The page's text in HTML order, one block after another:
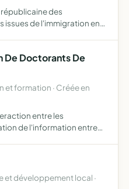
des
issues de l'immigration en
De Doctorants De
et formation · Créée en
entre les
de l'information entre
et développement local ·